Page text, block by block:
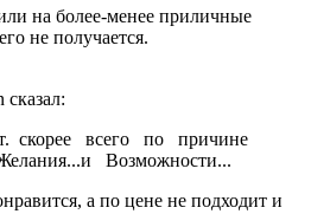
на более-менее приличные
не получается.
сказал:
скорее всего по причине
Возможности...
а по цене не подходит и